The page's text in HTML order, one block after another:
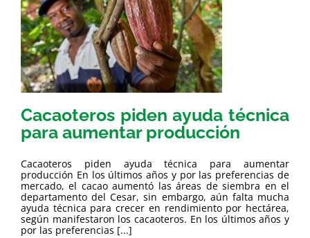
Cacaoteros piden ayuda técnica
para aumentar producción
Cacaoteros piden ayuda técnica para aumentar
producción En los últimos años y por las preferencias de
mercado, el cacao aumentó las áreas de siembra en el
departamento del Cesar, sin embargo, aún falta mucha
ayuda técnica para crecer en rendimiento por hectárea,
según manifestaron los cacaoteros. En los últimos años y
por las preferencias [...]